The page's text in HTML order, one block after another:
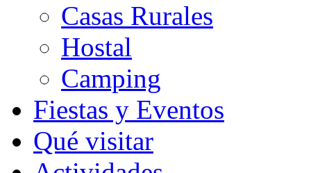
Casas Rurales
Hostal
Camping
Fiestas y Eventos
Qué visitar